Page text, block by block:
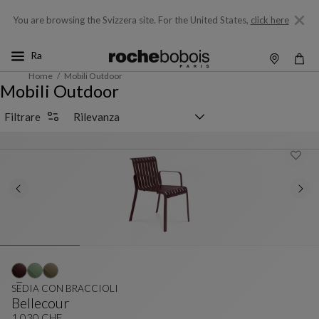
You are browsing the Svizzera site. For the United States, click here
Home Mobili Outdoor
Mobili Outdoor
Filtrare
Bellecour
SEDIA CON BRACCIOLI